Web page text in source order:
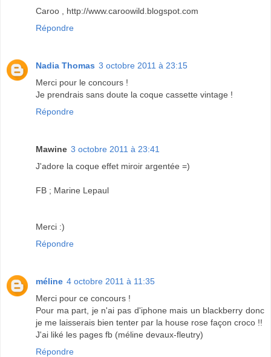
Caroo , http://www.caroowild.blogspot.com
Répondre
Nadia Thomas 3 octobre 2011 à 23:15
Merci pour le concours !
Je prendrais sans doute la coque cassette vintage !
Répondre
Mawine 3 octobre 2011 à 23:41
J'adore la coque effet miroir argentée =)
FB ; Marine Lepaul
Merci :)
Répondre
méline 4 octobre 2011 à 11:35
Merci pour ce concours !
Pour ma part, je n'ai pas d'iphone mais un blackberry donc
je me laisserais bien tenter par la house rose façon croco !!
J'ai liké les pages fb (méline devaux-fleutry)
Répondre